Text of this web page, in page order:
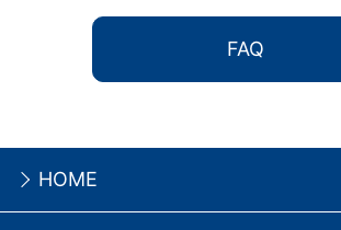
FAQ
HOME